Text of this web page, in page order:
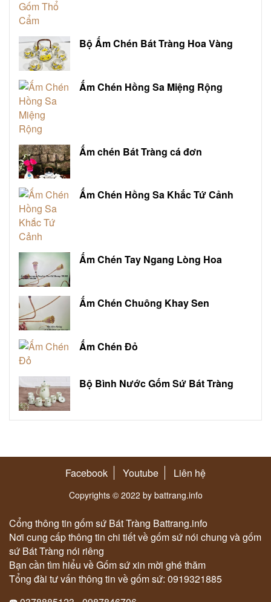
Bộ Ấm Chén Bát Tràng Hoa Vàng
Ấm Chén Hồng Sa Miệng Rộng
Ấm chén Bát Tràng cá đơn
Ấm Chén Hồng Sa Khắc Tứ Cảnh
Ấm Chén Tay Ngang Lòng Hoa
Ấm Chén Chuông Khay Sen
Ấm Chén Đỏ
Bộ Bình Nước Gốm Sứ Bát Tràng
Facebook Youtube Liên hệ
Copyrights © 2022 by battrang.info
Cổng thông tin gốm sứ Bát Tràng Battrang.info
Nơi cung cấp thông tin chi tiết về gốm sứ nói chung và gốm
sứ Bát Tràng nói riêng
Bạn cần tìm hiểu về Gốm sứ xin mời ghé thăm
Tổng đài tư vấn thông tin về gốm sứ: 0919321885